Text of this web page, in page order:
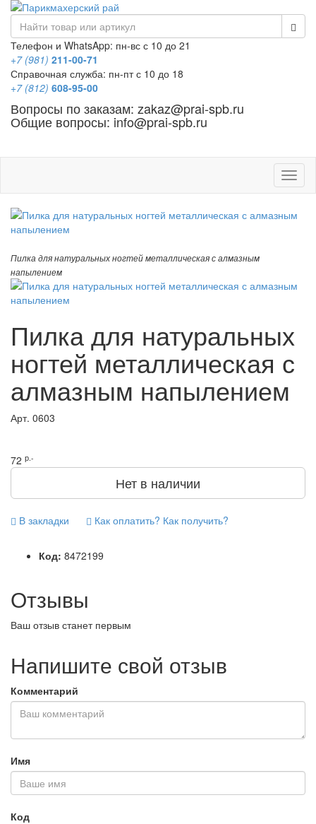
Телефон и WhatsApp: пн-вс с 10 до 21
+7 (981) 211-00-71
Справочная служба: пн-пт с 10 до 18
+7 (812) 608-95-00
Вопросы по заказам: zakaz@prai-spb.ru
Общие вопросы: info@prai-spb.ru
Пилка для натуральных ногтей металлическая с алмазным
напылением
Пилка для натуральных
ногтей металлическая с
алмазным напылением
Арт. 0603
72 р.-
Нет в наличии
В закладки Как оплатить? Как получить?
Код: 8472199
Отзывы
Ваш отзыв станет первым
Напишите свой отзыв
Комментарий
Имя
Код